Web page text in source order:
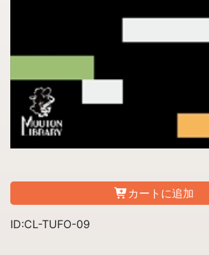
カートに追加
ID:CL-TUFO-09